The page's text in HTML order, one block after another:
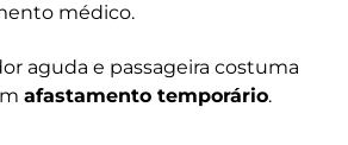
médico.
aguda e passageira costuma
afastamento temporário.